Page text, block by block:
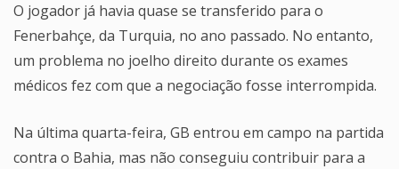
O jogador já havia quase se transferido para o
Fenerbahçe, da Turquia, no ano passado. No entanto,
um problema no joelho direito durante os exames
médicos fez com que a negociação fosse interrompida.
Na última quarta-feira, GB entrou em campo na partida
contra o Bahia, mas não conseguiu contribuir para a